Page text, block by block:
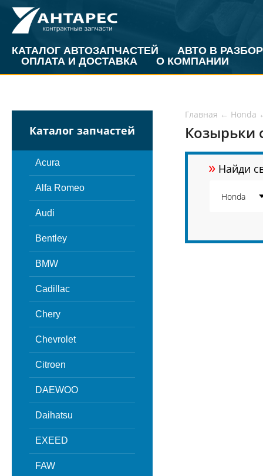
КАТАЛОГ АВТОЗАПЧАСТЕЙ
АВТО В РАЗБОР
ОПЛАТА И ДОСТАВКА
О КОМПАНИИ
Каталог запчастей
Acura
Alfa Romeo
Audi
Bentley
BMW
Cadillac
Chery
Chevrolet
Citroen
DAEWOO
Daihatsu
EXEED
FAW
Главная ← Honda
Козырьки
» Найди